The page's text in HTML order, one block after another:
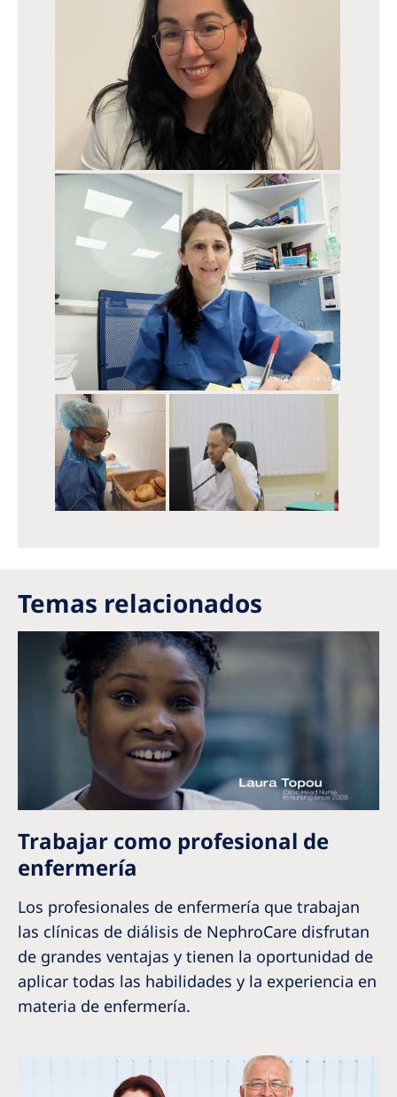
Temas relacionados
Trabajar como profesional de
enfermería
Los profesionales de enfermería que trabajan
las clínicas de diálisis de NephroCare disfrutan
de grandes ventajas y tienen la oportunidad de
aplicar todas las habilidades y la experiencia en
materia de enfermería.